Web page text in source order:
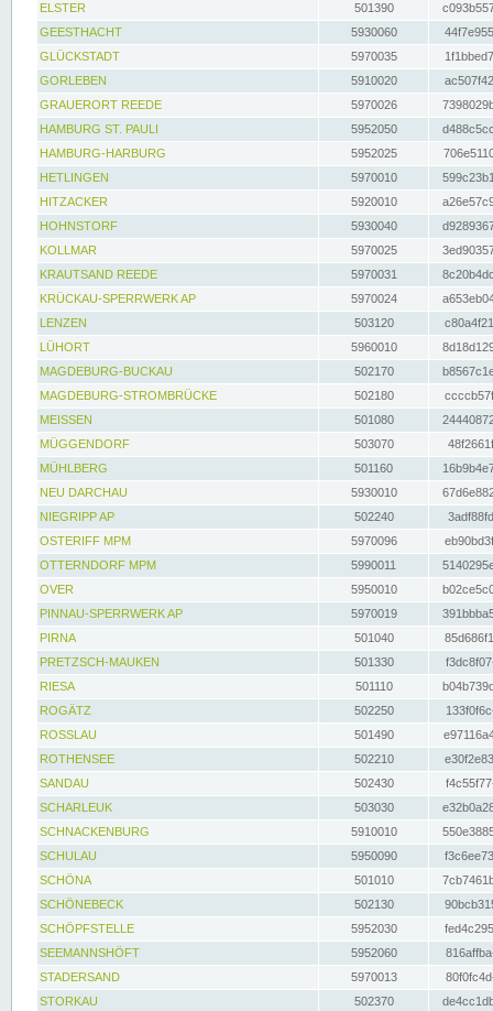
ELSTER
501390
GEESTHACHT
5930060
GLÜCKSTADT
5970035
GORLEBEN
5910020
GRAUERORT REEDE
5970026
HAMBURG ST. PAULI
5952050
HAMBURG-HARBURG
5952025
HETLINGEN
5970010
HITZACKER
5920010
HOHNSTORF
5930040
KOLLMAR
5970025
KRAUTSAND REEDE
5970031
KRÜCKAU-SPERRWERK AP
5970024
LENZEN
503120
LÜHORT
5960010
MAGDEBURG-BUCKAU
502170
MAGDEBURG-STROMBRÜCKE
502180
MEISSEN
501080
MÜGGENDORF
503070
MÜHLBERG
501160
NEU DARCHAU
5930010
NIEGRIPP AP
502240
OSTERIFF MPM
5970096
OTTERNDORF MPM
5990011
OVER
5950010
PINNAU-SPERRWERK AP
5970019
PIRNA
501040
PRETZSCH-MAUKEN
501330
RIESA
501110
ROGÄTZ
502250
ROSSLAU
501490
ROTHENSEE
502210
SANDAU
502430
SCHARLEUK
503030
SCHNACKENBURG
5910010
SCHULAU
5950090
SCHÖNA
501010
SCHÖNEBECK
502130
SCHÖPFSTELLE
5952030
SEEMANNSHÖFT
5952060
STADERSAND
5970013
STORKAU
502370